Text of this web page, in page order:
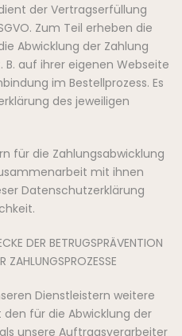
der Vertragserfüllung
Zum Teil erheben die
Abwicklung der Zahlung
auf ihrer eigenen Webseite
im Bestellprozess. Es
des jeweiligen
für die Zahlungsabwicklung
mit ihnen
Datenschutzerklärung
DER BETRUGSPRÄVENTION
ZAHLUNGSPROZESSE
Dienstleistern weitere
für die Abwicklung der
unsere Auftragsverarbeiter